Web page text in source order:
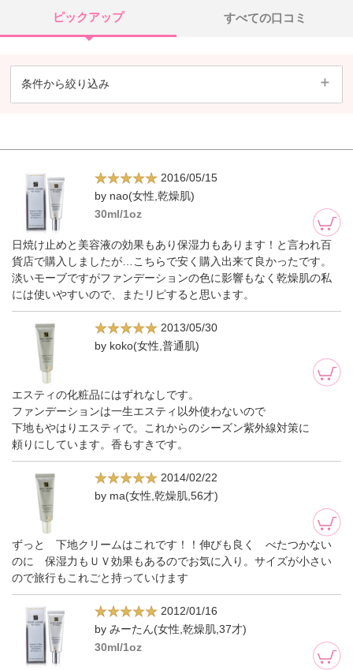
ピックアップ すべての口コミ
条件から絞り込み
2016/05/15
by nao(女性,乾燥肌)
30ml/1oz
日焼け止めと美容液の効果もあり保湿力もあります！と言われ百
貨店で購入しましたが…こちらで安く購入出来て良かったです。
淡いモーブですがファンデーションの色に影響もなく乾燥肌の私
には使いやすいので、またリピすると思います。
2013/05/30
by koko(女性,普通肌)
エスティの化粧品にはずれなしです。
ファンデーションは一生エスティ以外使わないので
下地もやはりエスティで。これからのシーズン紫外線対策に
頼りにしています。香もすきです。
2014/02/22
by ma(女性,乾燥肌,56才)
ずっと 下地クリームはこれです！！伸びも良く べたつかない
のに 保湿力もＵＶ効果もあるのでお気に入り。サイズが小さい
ので旅行もこれごと持っていけます
2012/01/16
by みーたん(女性,乾燥肌,37才)
30ml/1oz